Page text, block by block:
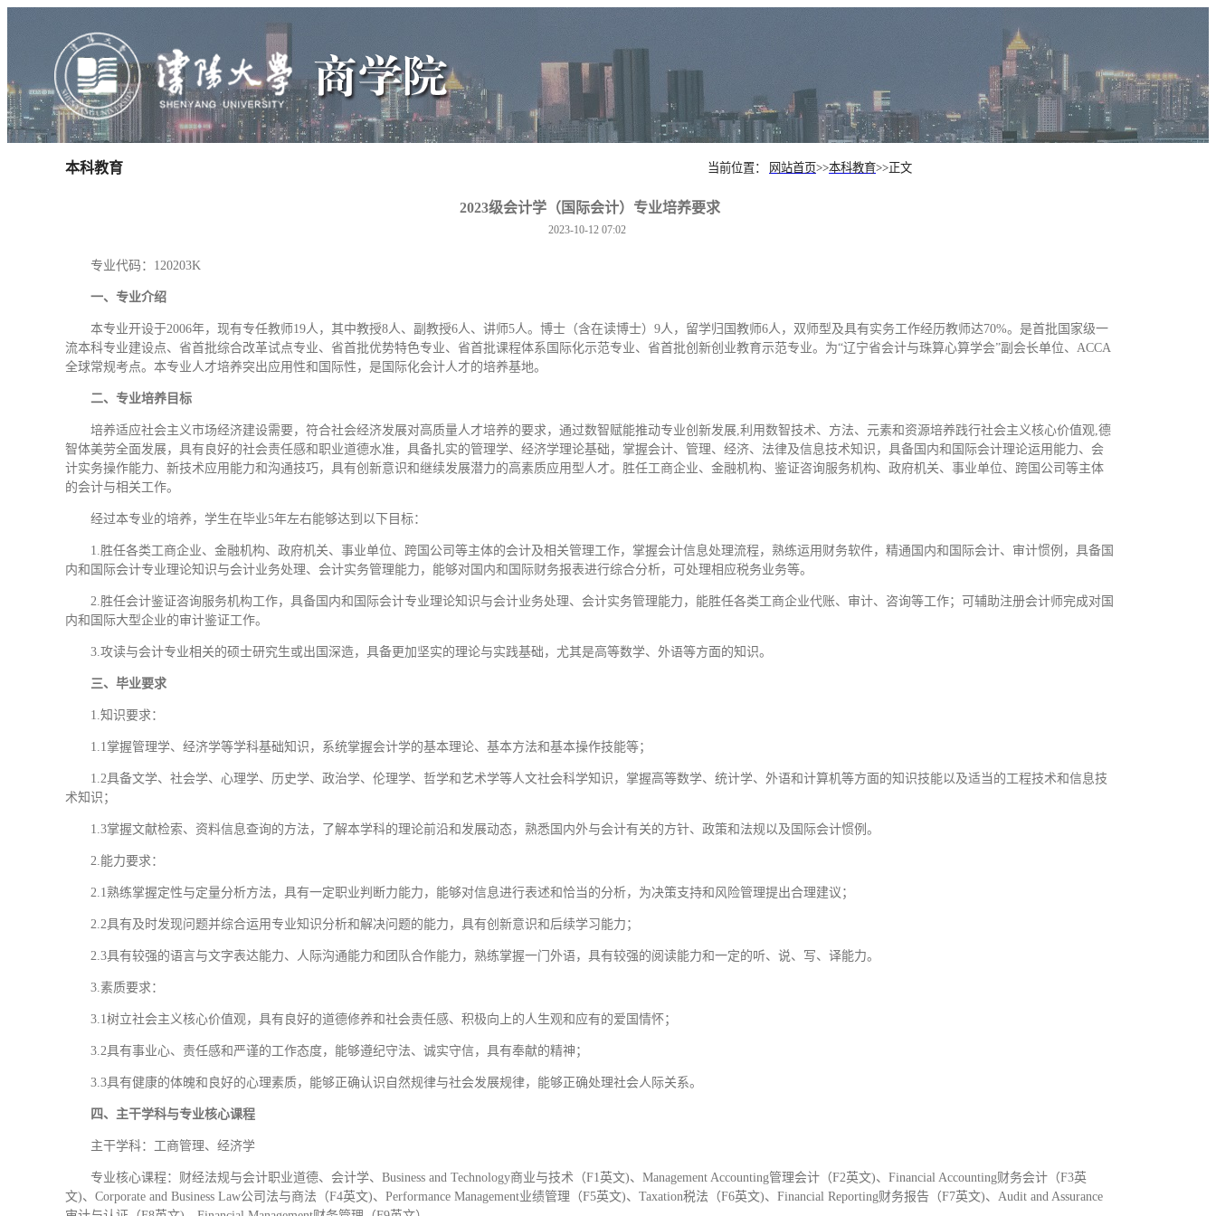
本科教育 当前位置： 网站首页>>本科教育>>正文
2023级会计学（国际会计）专业培养要求
2023-10-12 07:02
专业代码：120203K
一、专业介绍
本专业开设于2006年，现有专任教师19人，其中教授8人、副教授6人、讲师5人。博士（含在读博士）9人，留学归国教师6人，双师型及具有实务工作经历教师达70%。是首批国家级一
流本科专业建设点、省首批综合改革试点专业、省首批优势特色专业、省首批课程体系国际化示范专业、省首批创新创业教育示范专业。为“辽宁省会计与珠算心算学会”副会长单位、ACCA
全球常规考点。本专业人才培养突出应用性和国际性，是国际化会计人才的培养基地。
二、专业培养目标
培养适应社会主义市场经济建设需要，符合社会经济发展对高质量人才培养的要求，通过数智赋能推动专业创新发展,利用数智技术、方法、元素和资源培养践行社会主义核心价值观,德
智体美劳全面发展，具有良好的社会责任感和职业道德水准，具备扎实的管理学、经济学理论基础，掌握会计、管理、经济、法律及信息技术知识，具备国内和国际会计理论运用能力、会
计实务操作能力、新技术应用能力和沟通技巧，具有创新意识和继续发展潜力的高素质应用型人才。胜任工商企业、金融机构、鉴证咨询服务机构、政府机关、事业单位、跨国公司等主体
的会计与相关工作。
经过本专业的培养，学生在毕业5年左右能够达到以下目标：
1.胜任各类工商企业、金融机构、政府机关、事业单位、跨国公司等主体的会计及相关管理工作，掌握会计信息处理流程，熟练运用财务软件，精通国内和国际会计、审计惯例，具备国
内和国际会计专业理论知识与会计业务处理、会计实务管理能力，能够对国内和国际财务报表进行综合分析，可处理相应税务业务等。
2.胜任会计鉴证咨询服务机构工作，具备国内和国际会计专业理论知识与会计业务处理、会计实务管理能力，能胜任各类工商企业代账、审计、咨询等工作；可辅助注册会计师完成对国
内和国际大型企业的审计鉴证工作。
3.攻读与会计专业相关的硕士研究生或出国深造，具备更加坚实的理论与实践基础，尤其是高等数学、外语等方面的知识。
三、毕业要求
1.知识要求：
1.1掌握管理学、经济学等学科基础知识，系统掌握会计学的基本理论、基本方法和基本操作技能等；
1.2具备文学、社会学、心理学、历史学、政治学、伦理学、哲学和艺术学等人文社会科学知识，掌握高等数学、统计学、外语和计算机等方面的知识技能以及适当的工程技术和信息技
术知识；
1.3掌握文献检索、资料信息查询的方法，了解本学科的理论前沿和发展动态，熟悉国内外与会计有关的方针、政策和法规以及国际会计惯例。
2.能力要求：
2.1熟练掌握定性与定量分析方法，具有一定职业判断力能力，能够对信息进行表述和恰当的分析，为决策支持和风险管理提出合理建议；
2.2具有及时发现问题并综合运用专业知识分析和解决问题的能力，具有创新意识和后续学习能力；
2.3具有较强的语言与文字表达能力、人际沟通能力和团队合作能力，熟练掌握一门外语，具有较强的阅读能力和一定的听、说、写、译能力。
3.素质要求：
3.1树立社会主义核心价值观，具有良好的道德修养和社会责任感、积极向上的人生观和应有的爱国情怀；
3.2具有事业心、责任感和严谨的工作态度，能够遵纪守法、诚实守信，具有奉献的精神；
3.3具有健康的体魄和良好的心理素质，能够正确认识自然规律与社会发展规律，能够正确处理社会人际关系。
四、主干学科与专业核心课程
主干学科：工商管理、经济学
专业核心课程：财经法规与会计职业道德、会计学、Business and Technology商业与技术（F1英文)、Management Accounting管理会计（F2英文)、Financial Accounting财务会计（F3英
文)、Corporate and Business Law公司法与商法（F4英文)、Performance Management业绩管理（F5英文)、Taxation税法（F6英文)、Financial Reporting财务报告（F7英文)、Audit and Assurance